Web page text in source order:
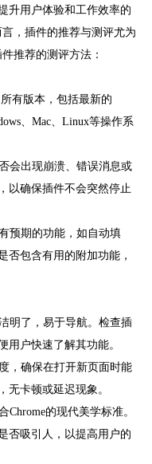
升用户体验和工作效率的
，插件的推荐与测评尤为
推荐的测评方法：
有版本，包括最新的
、Mac、Linux等操作系
会出现崩溃、错误消息或
以确保插件不会突然停止
预期的功能，如自动填
否包含有用的附加功能，
明了，易于导航。检查插
用户快速了解其功能。
，确保在打开新页面时能
无卡顿或延迟现象。
的现代美学标准。
否吸引人，以提高用户的